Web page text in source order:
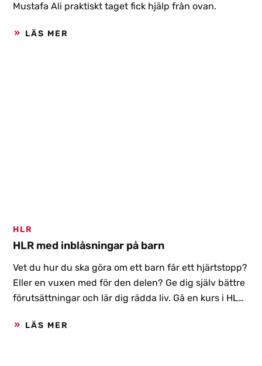
Mustafa Ali praktiskt taget fick hjälp från ovan.
LÄS MER
HLR
HLR med inblåsningar på barn
Vet du hur du ska göra om ett barn får ett hjärtstopp?
Eller en vuxen med för den delen? Ge dig själv bättre
förutsättningar och lär dig rädda liv. Gå en kurs i HLR,
på Första hjälpencentrum har till exempel
LÄS MER